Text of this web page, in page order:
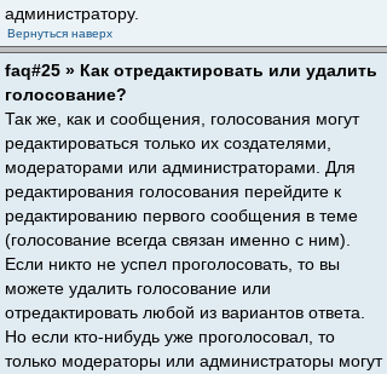
администратору.
Вернуться наверх
faq#25 » Как отредактировать или удалить
голосование?
Так же, как и сообщения, голосования могут
редактироваться только их создателями,
модераторами или администраторами. Для
редактирования голосования перейдите к
редактированию первого сообщения в теме
(голосование всегда связан именно с ним).
Если никто не успел проголосовать, то вы
можете удалить голосование или
отредактировать любой из вариантов ответа.
Но если кто-нибудь уже проголосовал, то
только модераторы или администраторы могут